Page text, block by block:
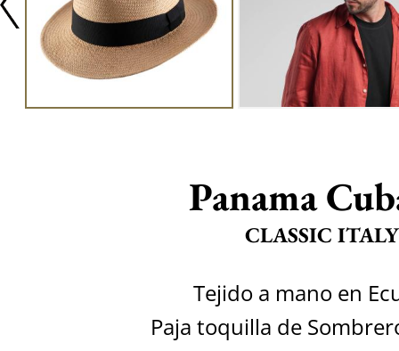
Panama
CLASSIC ITALY
Tejido a mano en
Paja toquilla de